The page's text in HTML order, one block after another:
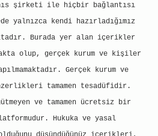
şirketi ile hiçbir bağlantısı
yalnızca kendi hazırladığımız
Burada yer alan içerikler
olup, gerçek kurum ve kişiler
Gerçek kurum ve
tamamen tesadüfidir.
ve tamamen ücretsiz bir
Hukuka ve yasal